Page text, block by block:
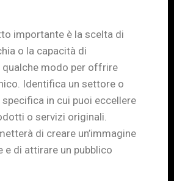
importante è la scelta di
o la capacità di
modo per offrire
Identifica un settore o
in cui puoi eccellere
o servizi originali.
di creare un’immagine
e di attirare un pubblico